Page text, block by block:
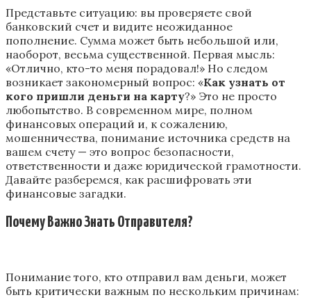
Представьте ситуацию: вы проверяете свой
банковский счет и видите неожиданное
пополнение. Сумма может быть небольшой или,
наоборот, весьма существенной. Первая мысль:
«Отлично, кто-то меня порадовал!» Но следом
возникает закономерный вопрос: «Как узнать от
кого пришли деньги на карту?» Это не просто
любопытство. В современном мире, полном
финансовых операций и, к сожалению,
мошенничества, понимание источника средств на
вашем счету — это вопрос безопасности,
ответственности и даже юридической грамотности.
Давайте разберемся, как расшифровать эти
финансовые загадки.
Почему Важно Знать Отправителя?
Понимание того, кто отправил вам деньги, может
быть критически важным по нескольким причинам: